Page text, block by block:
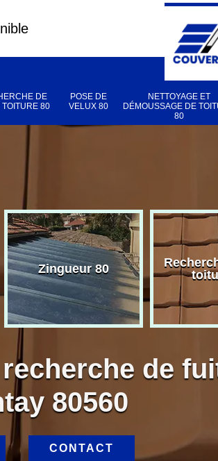
DE
TOITURE 80
POSE DE
VELUX 80
NETTOYAGE ET
DÉMOUSSAGE DE
80
Zingueur 80
de
80560
CONTACT